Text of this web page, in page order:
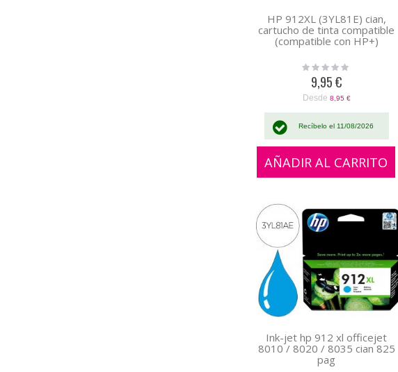
HP 912XL (3YL81E) cian,
cartucho de tinta compatible
(compatible con HP+)
Rating:
9,95 €
Desde 8,95 €
Recíbelo el 11/08/2026
AÑADIR AL CARRITO
Ink-jet hp 912 xl officejet
8010 / 8020 / 8035 cian 825
pag